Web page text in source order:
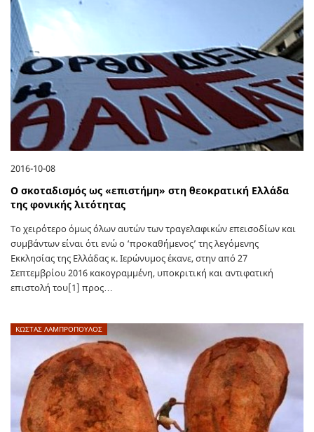
2016-10-08
Ο σκοταδισμός ως «επιστήμη» στη θεοκρατική Ελλάδα
της φονικής λιτότητας
Το χειρότερο όμως όλων αυτών των τραγελαφικών επεισοδίων και
συμβάντων είναι ότι ενώ ο ‘προκαθήμενος’ της λεγόμενης
Εκκλησίας της Ελλάδας κ. Ιερώνυμος έκανε, στην από 27
Σεπτεμβρίου 2016 κακογραμμένη, υποκριτική και αντιφατική
επιστολή του[1] προς…
ΚΩΣΤΑΣ ΛΑΜΠΡΟΠΟΥΛΟΣ